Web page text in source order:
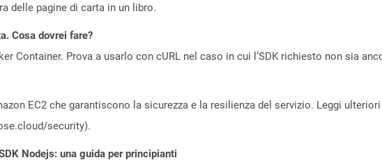
delle pagine di carta in un libro.
Cosa dovrei fare?
Container. Prova a usarlo con cURL nel caso in cui l’SDK richiesto non sia
EC2 che garantiscono la sicurezza e la resilienza del servizio. Leggi
security).
Nodejs: una guida per principianti